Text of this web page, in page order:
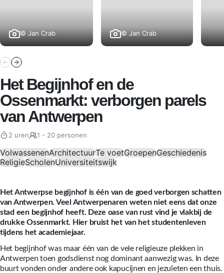
© Jan Crab © Jan Crab
Het Begijnhof en de
Ossenmarkt: verborgen parels
van Antwerpen
2 uren 1 - 20 personen
VolwassenenArchitectuurTe voetGroepenGeschiedenis
ReligieScholenUniversiteitswijk
Het Antwerpse begijnhof is één van de goed verborgen schatten
van Antwerpen. Veel Antwerpenaren weten niet eens dat onze
stad een begijnhof heeft. Deze oase van rust vind je vlakbij de
drukke Ossenmarkt. Hier bruist het van het studentenleven
tijdens het academiejaar.
Het begijnhof was maar één van de vele religieuze plekken in
Antwerpen toen godsdienst nog dominant aanwezig was. In deze
buurt vonden onder andere ook kapucijnen en jezuïeten een thuis.